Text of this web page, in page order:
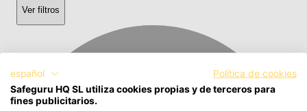
Ver filtros
español
Política de cookies
Safeguru HQ SL utiliza cookies propias y de terceros para
fines publicitarios.